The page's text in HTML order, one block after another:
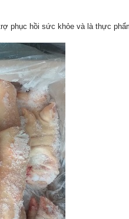
phục hồi sức khỏe và là thực